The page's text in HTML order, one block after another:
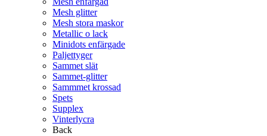
Mesh glitter
Mesh stora maskor
Metallic o lack
Minidots enfärgade
Paljettyger
Sammet slät
Sammet-glitter
Sammmet krossad
Spets
Supplex
Vinterlycra
Back